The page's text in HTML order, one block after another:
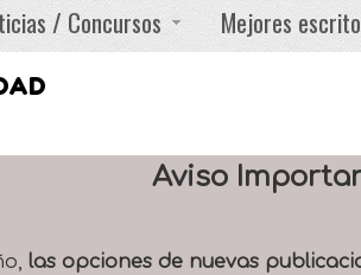
/ Concursos Mejores
Aviso
las opciones de nuevas